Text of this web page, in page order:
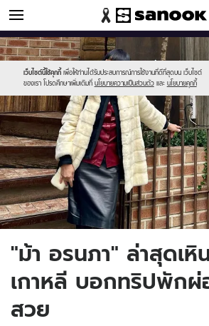
ข่าวบันเทิง
เว็บไซต์นี้ใช้คุกกี้ เพื่อให้ท่านได้รับประสบการณ์การใช้งานที่ดีที่สุดบน เว็บไซต์
ของเรา โปรดศึกษาเพิ่มเติมที่ นโยบายความเป็นส่วนตัว และ นโยบายคุกกี้
Sanook
//s.isanook.com/sr/0/images/logo-
new-
sanook.png
600
60
//s.isanook.com/ns/0/ud/1732/8660494/15.jpg
"ม้า อรนภา" ล่าสุดเหิ
เกาหลี บอกทริปพักผ่
สวย